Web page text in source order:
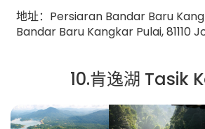
地址：Persiaran Bandar Baru
Bandar Baru Kangkar Pulai, 81110
10.肯逸湖 Tasik